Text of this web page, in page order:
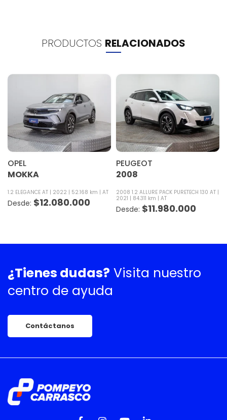
PRODUCTOS RELACIONADOS
OPEL
MOKKA
1.2 ELEGANCE AT 2022 52.168 km AT
$12.080.000
PEUGEOT
2008
2008 1.2 ALLURE PACK PURETECH 130 AT
2021
84.311 km AT
$11.980.000
¿Tienes dudas? Visita nuestro
centro de ayuda
Contáctanos